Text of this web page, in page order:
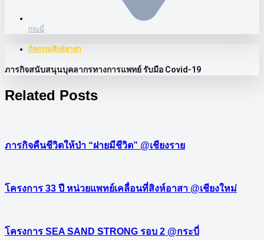
กระบี่
กิจกรรมสิงห์อาสา
ภารกิจสนับสนุนบุคลากรทางการแพทย์ รับมือ Covid-19
Related Posts
ภารกิจคืนชีวิตให้ป่า “ฝายมีชีวิต” @เชียงราย
โครงการ 33 ปี หน่วยแพทย์เคลื่อนที่สิงห์อาสา @เชียงใหม่
โครงการ SEA SAND STRONG รอบ 2 @กระบี่